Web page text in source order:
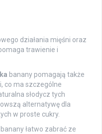
działania mięśni oraz
trawienie i
banany pomagają także
co ma szczególne
słodycz tych
alternatywę dla
w proste cukry.
łatwo zabrać ze